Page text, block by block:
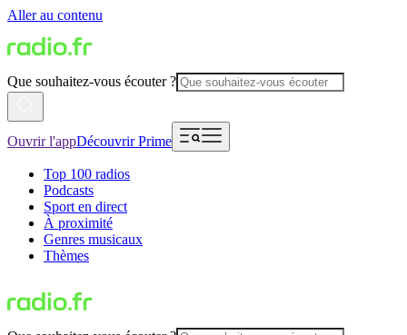
Aller au contenu
Que souhaitez-vous écouter ?
Ouvrir l'appDécouvrir Prime
Top 100 radios
Podcasts
Sport en direct
À proximité
Genres musicaux
Thèmes